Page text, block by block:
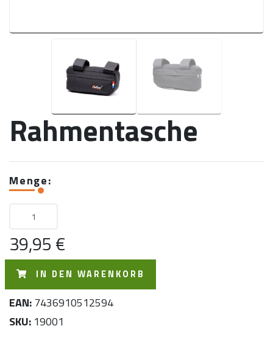
Rahmentasche
Menge:
39,95 €
IN DEN WARENKORB
EAN:7436910512594
SKU: 19001